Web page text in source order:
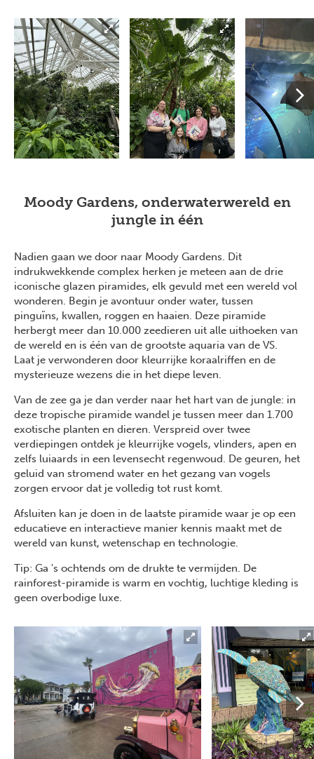
Moody Gardens, onderwaterwereld en
jungle in één
Nadien gaan we door naar Moody Gardens. Dit
indrukwekkende complex herken je meteen aan de drie
iconische glazen piramides, elk gevuld met een wereld vol
wonderen. Begin je avontuur onder water, tussen
pinguïns, kwallen, roggen en haaien. Deze piramide
herbergt meer dan 10.000 zeedieren uit alle uithoeken van
de wereld en is één van de grootste aquaria van de VS.
Laat je verwonderen door kleurrijke koraalriffen en de
mysterieuze wezens die in het diepe leven.
Van de zee ga je dan verder naar het hart van de jungle: in
deze tropische piramide wandel je tussen meer dan 1.700
exotische planten en dieren. Verspreid over twee
verdiepingen ontdek je kleurrijke vogels, vlinders, apen en
zelfs luiaards in een levensecht regenwoud. De geuren, het
geluid van stromend water en het gezang van vogels
zorgen ervoor dat je volledig tot rust komt.
Afsluiten kan je doen in de laatste piramide waar je op een
educatieve en interactieve manier kennis maakt met de
wereld van kunst, wetenschap en technologie.
Tip: Ga 's ochtends om de drukte te vermijden. De
rainforest-piramide is warm en vochtig, luchtige kleding is
geen overbodige luxe.